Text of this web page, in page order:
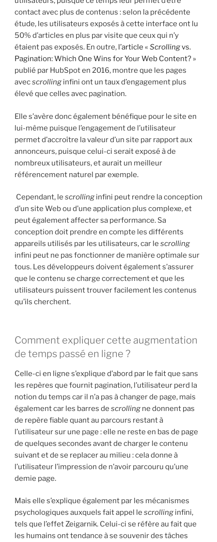
contact avec plus de contenus : selon la précédente
étude, les utilisateurs exposés à cette interface ont lu
50% d’articles en plus par visite que ceux qui n’y
étaient pas exposés. En outre, l’article « Scrollingvs.
Pagination: Which One Wins for Your Web Content? »
publié par HubSpot en 2016, montre que les pages
avecscrolling infini ont un taux d’engagement plus
élevé que celles avec pagination.
Elle s’avère donc également bénéfique pour le site en
lui-même puisque l’engagement de l’utilisateur
permet d’accroître la valeur d’un site par rapport aux
annonceurs, puisque celui-ci serait exposé à de
nombreux utilisateurs, et aurait un meilleur
référencement naturel par exemple.
Cependant, le scrolling infini peut rendre la conception
d’un site Web ou d’une application plus complexe, et
peut également affecter sa performance. Sa
conception doit prendre en compte les différents
appareils utilisés par les utilisateurs, car le scrolling
infini peut ne pas fonctionner de manière optimale sur
tous. Les développeurs doivent également s’assurer
que le contenu se charge correctement et que les
utilisateurs puissent trouver facilement les contenus
qu’ils cherchent.
Comment expliquer cette augmentation
de temps passé en ligne ?
Celle-ci en ligne s’explique d’abord par le fait que sans
les repères que fournit pagination, l’utilisateur perd la
notion du temps car il n’a pas à changer de page, mais
également car les barres de scrolling ne donnent pas
de repère fiable quant au parcours restant à
l’utilisateur sur une page : elle ne reste en bas de page
de quelques secondes avant de charger le contenu
suivant et de se replacer au milieu : cela donne à
l’utilisateur l’impression de n’avoir parcouru qu’une
demie page.
Mais elle s’explique également par les mécanismes
psychologiques auxquels fait appel le scrolling infini,
tels que l’effet Zeigarnik. Celui-ci se réfère au fait que
les humains ont tendance à se souvenir des tâches